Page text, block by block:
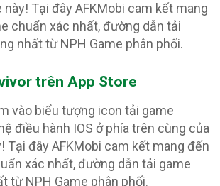
này! Tại đây AFKMobi cam kết mang
chuẩn xác nhất, đường dẫn tải
nhất từ NPH Game phân phối.
trên App Store
vào biểu tượng icon tải game
điều hành IOS ở phía trên cùng của
Tại đây AFKMobi cam kết mang đến
xác nhất, đường dẫn tải game
từ NPH Game phân phối.